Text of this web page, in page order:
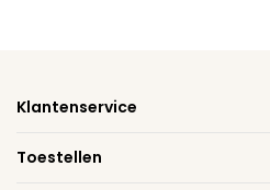
Klantenservice
Toestellen